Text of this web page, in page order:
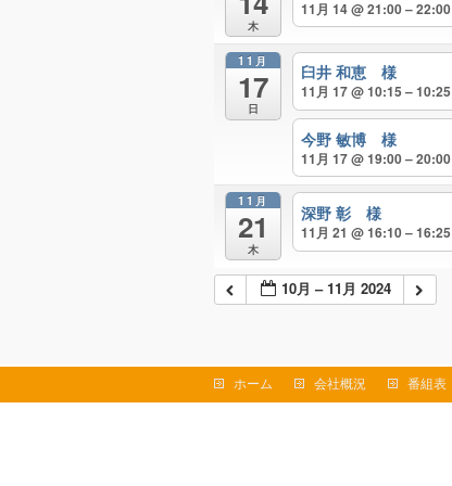
木
11月 14 @ 21:00 – 22:00
11月
17
日
臼井 和恵 様
11月 17 @ 10:15 – 10:25
今野 敏博 様
11月 17 @ 19:00 – 20:00
11月
21
木
深野 彰 様
11月 21 @ 16:10 – 16:25
10月 – 11月 2024
ホーム 会社概況 番組表